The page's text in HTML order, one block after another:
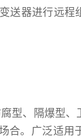
送器进行远程
型、隔爆型、
合。广泛适用